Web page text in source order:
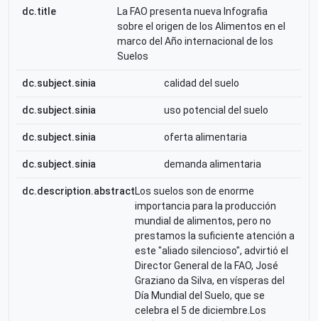
dc.title
La FAO presenta nueva Infografia
sobre el origen de los Alimentos en el
marco del Año internacional de los
Suelos
dc.subject.sinia calidad del suelo
dc.subject.sinia uso potencial del suelo
dc.subject.sinia oferta alimentaria
dc.subject.sinia demanda alimentaria
dc.description.abstractLos suelos son de enorme
importancia para la producción
mundial de alimentos, pero no
prestamos la suficiente atención a
este "aliado silencioso", advirtió el
Director General de la FAO, José
Graziano da Silva, en vísperas del
Día Mundial del Suelo, que se
celebra el 5 de diciembre.Los